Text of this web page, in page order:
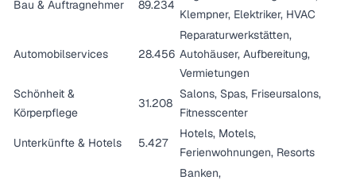
Bau & Auftragnehmer 89.234
Klempner, Elektriker, HVAC
Automobilservices 28.456
Reparaturwerkstätten,
Autohäuser, Aufbereitung,
Vermietungen
Schönheit &
Körperpflege
31.208
Salons, Spas, Friseursalons,
Fitnesscenter
Unterkünfte & Hotels 5.427
Hotels, Motels,
Ferienwohnungen, Resorts
Banken,